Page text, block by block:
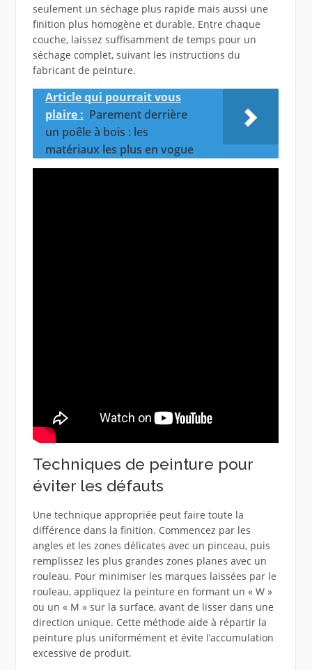
seulement un séchage plus rapide mais aussi une
finition plus homogène et durable. Entre chaque
couche, laissez suffisamment de temps pour un
séchage complet, suivant les instructions du
fabricant de peinture.
Article qui pourrait vous
plaire : Parement derrière
un poêle à bois : les
matériaux les plus en vogue
Techniques de peinture pour
éviter les défauts
Une technique appropriée peut faire toute la
différence dans la finition. Commencez par les
angles et les zones délicates avec un pinceau, puis
remplissez les plus grandes zones planes avec un
rouleau. Pour minimiser les marques laissées par le
rouleau, appliquez la peinture en formant un « W »
ou un « M » sur la surface, avant de lisser dans une
direction unique. Cette méthode aide à répartir la
peinture plus uniformément et évite l’accumulation
excessive de produit.